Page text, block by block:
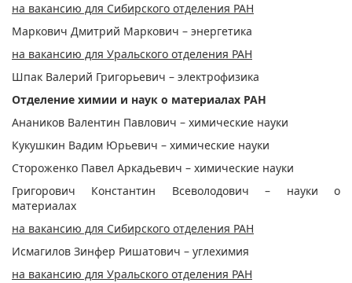
на вакансию для Сибирского отделения РАН
Маркович Дмитрий Маркович – энергетика
на вакансию для Уральского отделения РАН
Шпак Валерий Григорьевич – электрофизика
Отделение химии и наук о материалах РАН
Анаников Валентин Павлович – химические науки
Кукушкин Вадим Юрьевич – химические науки
Стороженко Павел Аркадьевич – химические науки
Григорович Константин Всеволодович – науки о
материалах
на вакансию для Сибирского отделения РАН
Исмагилов Зинфер Ришатович – углехимия
на вакансию для Уральского отделения РАН